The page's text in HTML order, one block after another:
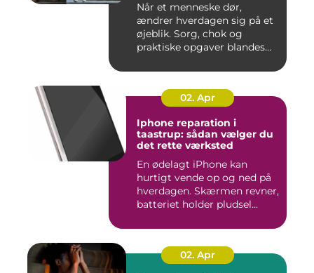
Når et menneske dør,
ændrer hverdagen sig på et
øjeblik. Sorg, chok og
praktiske opgaver blandes
02. Apr
Iphone reparation i
taastrup: sådan vælger du
det rette værksted
En ødelagt iPhone kan
hurtigt vende op og ned på
hverdagen. Skærmen revner,
batteriet holder pludsel...
02. Apr